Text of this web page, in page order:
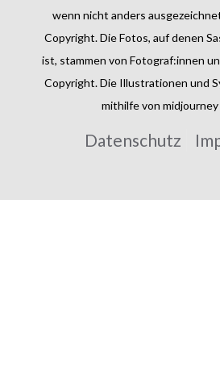
wenn nicht anders
Copyright. Die Fotos, auf denen
ist, stammen von Fotograf:innen
Copyright. Die Illustrationen und
mithilfe von
Datenschutz